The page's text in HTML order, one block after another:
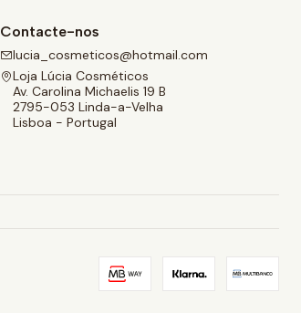
Contacte-nos
lucia_cosmeticos@hotmail.com
Loja Lúcia Cosméticos
Av. Carolina Michaelis 19 B
2795-053 Linda-a-Velha
Lisboa - Portugal